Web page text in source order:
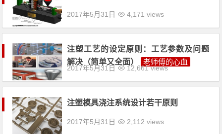
2017年5月31日 4,171 views
注塑工艺的设定原则：工艺参数及问题
解决（简单又全面）
老师傅的心血
2017年5月31日 12,661 views
注塑模具浇注系统设计若干原则
2017年5月31日 2,112 views